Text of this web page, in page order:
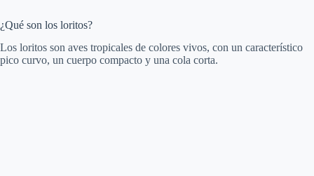
e
¿Qué son los loritos?
Los loritos son aves tropicales de colores vivos, con un característico
pico curvo, un cuerpo compacto y una cola corta.